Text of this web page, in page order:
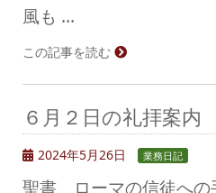
風も …
この記事を読む
６月２日の礼拝案内
2024年5月26日 業務日記
聖書 ローマの信徒へ